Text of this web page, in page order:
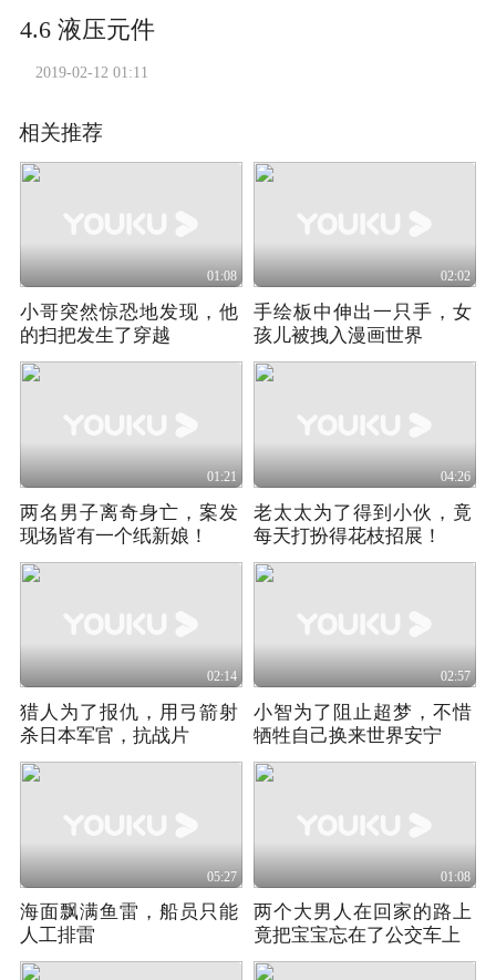
4.6 液压元件
2019-02-12 01:11
相关推荐
01:08
小哥突然惊恐地发现，他
的扫把发生了穿越
02:02
手绘板中伸出一只手，女
孩儿被拽入漫画世界
01:21
两名男子离奇身亡，案发
现场皆有一个纸新娘！
04:26
老太太为了得到小伙，竟
每天打扮得花枝招展！
02:14
猎人为了报仇，用弓箭射
杀日本军官，抗战片
02:57
小智为了阻止超梦，不惜
牺牲自己换来世界安宁
05:27
海面飘满鱼雷，船员只能
人工排雷
01:08
两个大男人在回家的路上
竟把宝宝忘在了公交车上